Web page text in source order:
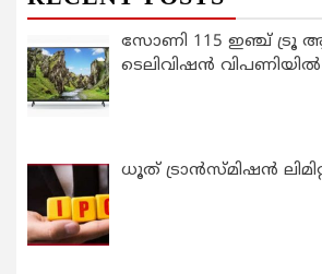
സോണി 115 ഇഞ്ച് ട്രൂ
ടെലിവിഷൻ വിപണിയിൽ
ധൂത് ട്രാൻസ്മിഷൻ